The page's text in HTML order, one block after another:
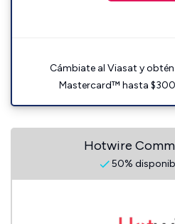
Cámbiate al Viasat y
Mastercard™ hasta
Hotwire
50%